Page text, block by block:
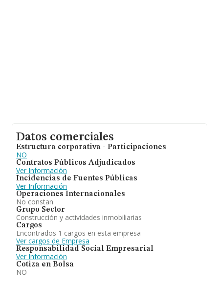
Datos comerciales
Estructura corporativa - Participaciones
NO
Contratos Públicos Adjudicados
Ver Información
Incidencias de Fuentes Públicas
Ver Información
Operaciones Internacionales
No constan
Grupo Sector
Construcción y actividades inmobiliarias
Cargos
Encontrados 1 cargos en esta empresa
Ver cargos de Empresa
Responsabilidad Social Empresarial
Ver Información
Cotiza en Bolsa
NO